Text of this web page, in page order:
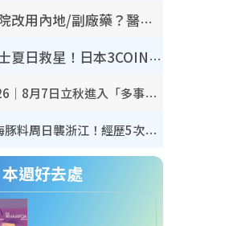
網傳公院改用內地/副廠藥？醫生拆解正副廠分別 揭4類人換藥隨時出事
怕蟲人士夏日救星！日本3COINS爆紅驅蟲神器$45起 1招「全程免觸碰」輕鬆搞定小強
立秋2026｜8月7日立秋進入「多事之秋」 3件事唔做得！專家教6招開運 清枱頭／銀包納氣接好運
颱風白海豚料周日襲浙江！經歷5次「眼牆置換」極罕見 成登陸內地最長途颱風
週好去處